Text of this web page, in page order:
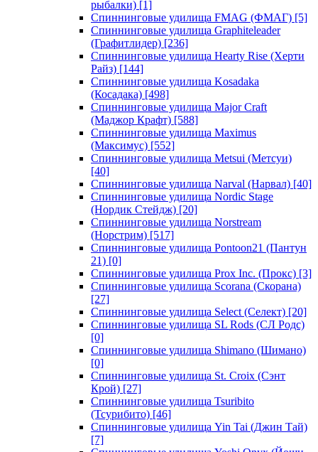
рыбалки) [1]
Спиннинговые удилища FMAG (ФМАГ) [5]
Спиннинговые удилища Graphiteleader
(Графитлидер) [236]
Спиннинговые удилища Hearty Rise (Херти
Райз) [144]
Спиннинговые удилища Kosadaka
(Косадака) [498]
Спиннинговые удилища Major Craft
(Маджор Крафт) [588]
Спиннинговые удилища Maximus
(Максимус) [552]
Спиннинговые удилища Metsui (Метсуи)
[40]
Спиннинговые удилища Narval (Нарвал) [40]
Спиннинговые удилища Nordic Stage
(Нордик Стейдж) [20]
Спиннинговые удилища Norstream
(Норстрим) [517]
Спиннинговые удилища Pontoon21 (Пантун
21) [0]
Спиннинговые удилища Prox Inc. (Прокс) [3]
Спиннинговые удилища Scorana (Скорана)
[27]
Спиннинговые удилища Select (Селект) [20]
Спиннинговые удилища SL Rods (СЛ Родс)
[0]
Спиннинговые удилища Shimano (Шимано)
[0]
Спиннинговые удилища St. Croix (Сэнт
Крой) [27]
Спиннинговые удилища Tsuribito
(Тсурибито) [46]
Спиннинговые удилища Yin Tai (Джин Тай)
[7]